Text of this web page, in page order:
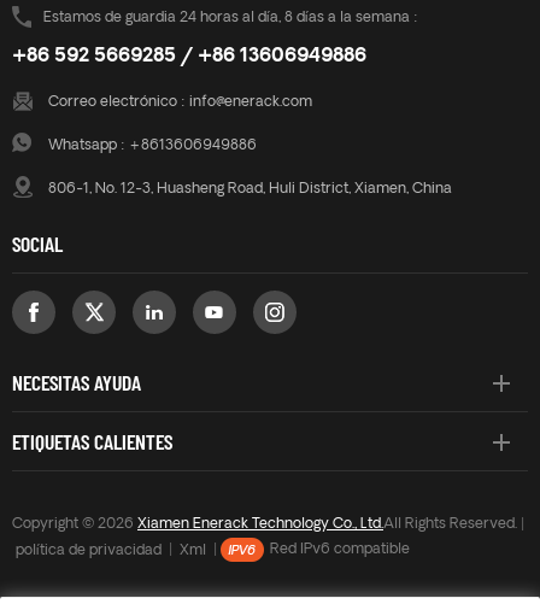
Estamos de guardia 24 horas al día, 8 días a la semana :
+86 592 5669285 / +86 13606949886
Correo electrónico : info@enerack.com
Whatsapp : +8613606949886
806-1, No. 12-3, Huasheng Road, Huli District, Xiamen, China
SOCIAL
NECESITAS AYUDA
ETIQUETAS CALIENTES
Copyright © 2026 Xiamen Enerack Technology Co., Ltd.All Rights Reserved. |
política de privacidad
Xml Red IPv6 compatible